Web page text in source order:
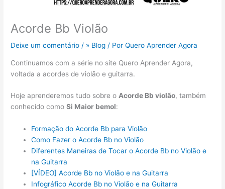
Acorde Bb Violão
Deixe um comentário / » Blog / PorQuero Aprender Agora
Continuamos com a série no site Quero Aprender Agora,
voltada a acordes de violão e guitarra.
Hoje aprenderemos tudo sobre oAcorde Bb violão, também
conhecido comoSi Maior bemol:
Formação do Acorde Bb para Violão
Como Fazer o Acorde Bb no Violão
Diferentes Maneiras de Tocar o Acorde Bb no Violão e
na Guitarra
[VÍDEO] Acorde Bb no Violão e na Guitarra
Infográfico Acorde Bb no Violão e na Guitarra